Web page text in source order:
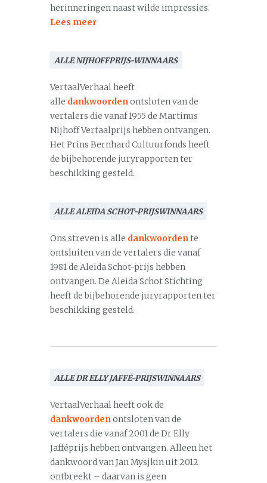
herinneringen naast wilde impressies.
Lees meer
ALLE NIJHOFFPRIJS-WINNAARS
VertaalVerhaal heeft
alle dankwoordenontsloten van de
vertalers die vanaf 1955 de Martinus
Nijhoff Vertaalprijs hebben ontvangen.
Het Prins Bernhard Cultuurfonds heeft
de bijbehorende juryrapporten ter
beschikking gesteld.
ALLE ALEIDA SCHOT-PRIJSWINNAARS
Ons streven is alle dankwoordente
ontsluiten van de vertalers die vanaf
1981 de Aleida Schot-prijs hebben
ontvangen. De Aleida Schot Stichting
heeft de bijbehorende juryrapporten ter
beschikking gesteld.
ALLE DR ELLY JAFFÉ-PRIJSWINNAARS
VertaalVerhaal heeft ook de
dankwoordenontsloten van de
vertalers die vanaf 2001 de Dr Elly
Jafféprijs hebben ontvangen. Alleen het
dankwoord van Jan Mysjkin uit 2012
ontbreekt – daarvan is geen